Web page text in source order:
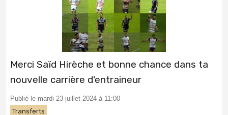
Merci Saïd Hirèche et bonne chance dans ta
nouvelle carrière d'entraineur
Publié le mardi 23 juillet 2024 à 11:00
Transferts